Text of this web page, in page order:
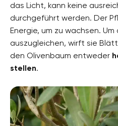
das Licht, kann keine
durchgeführt werden. Der
Energie, um zu wachsen.
auszugleichen, wirft sie
den Olivenbaum entweder
stellen.